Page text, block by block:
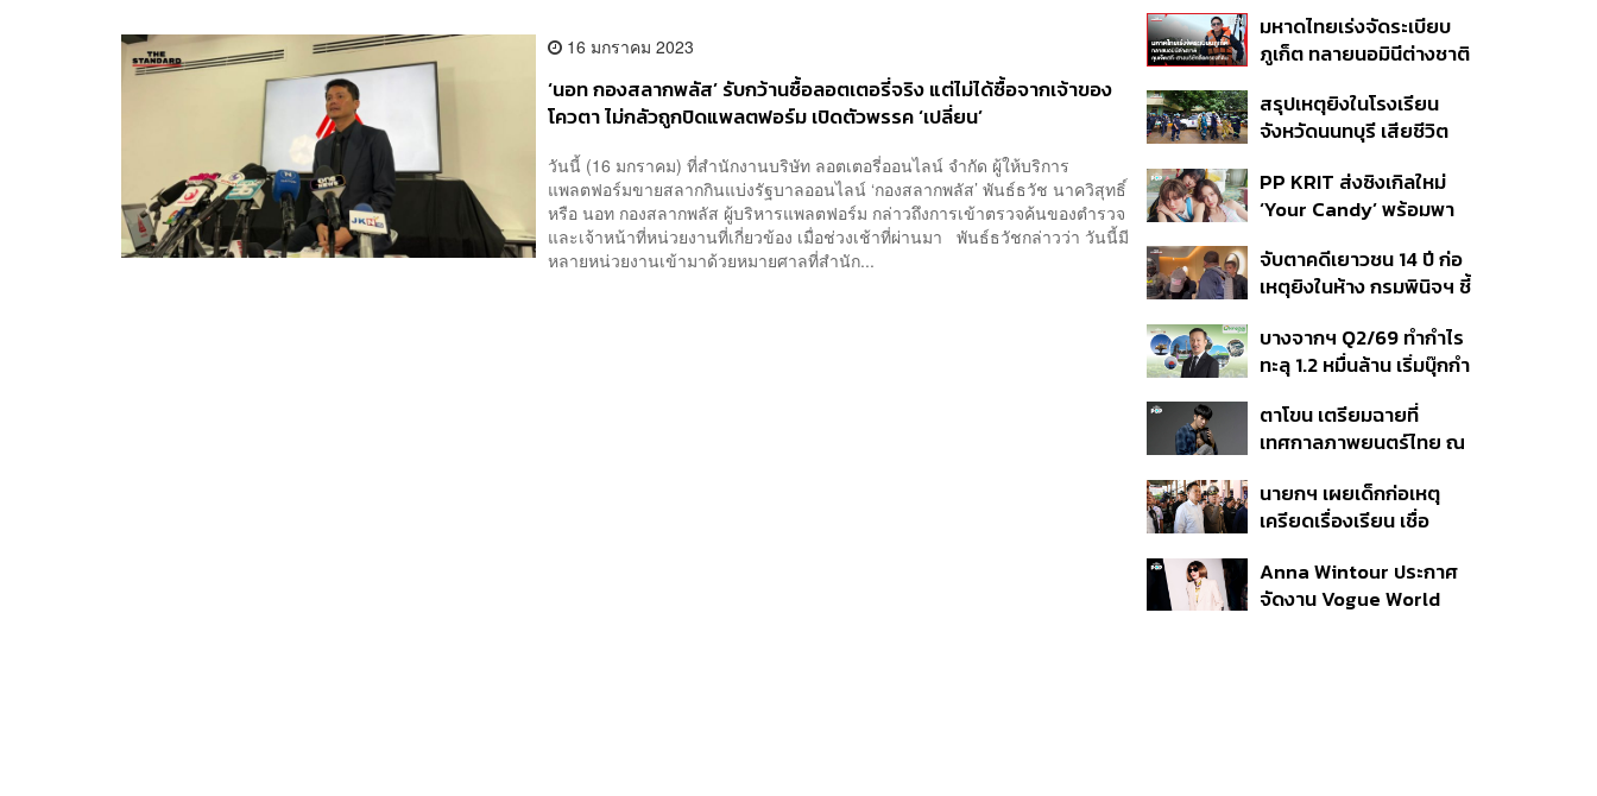
16 มกราคม 2023
‘นอท กองสลากพลัส’ รับกว้านซื้อลอตเตอรี่จริง แต่ไม่ได้ซื้อจากเจ้าของ
โควตา ไม่กลัวถูกปิดแพลตฟอร์ม เปิดตัวพรรค ‘เปลี่ยน’
วันนี้ (16 มกราคม) ที่สำนักงานบริษัท ลอตเตอรี่ออนไลน์ จำกัด ผู้ให้บริการ
แพลตฟอร์มขายสลากกินแบ่งรัฐบาลออนไลน์ ‘กองสลากพลัส’ พันธ์ธวัช นาควิสุทธิ์
หรือ นอท กองสลากพลัส ผู้บริหารแพลตฟอร์ม กล่าวถึงการเข้าตรวจค้นของตำรวจ
และเจ้าหน้าที่หน่วยงานที่เกี่ยวข้อง เมื่อช่วงเช้าที่ผ่านมา พันธ์ธวัชกล่าวว่า วันนี้มี
หลายหน่วยงานเข้ามาด้วยหมายศาลที่สำนัก...
นักเรียน
มหาดไทยเร่งจัดระเบียบ
ภูเก็ต ทลายนอมินีต่างชาติ
ที่ดิน เคลียร์ใบอนุญาต
โรงแรมค้าง 7 ปี
สรุปเหตุยิงในโรงเรียน
จังหวัดนนทบุรี เสียชีวิต
ปมค้นประวัติคดีกราดยิงที่
สหรัฐฯ
PP KRIT ส่งซิงเกิลใหม่
‘Your Candy’ พร้อมพา
สิกวิดีโอ
จับตาคดีเยาวชน 14 ปี ก่อ
เหตุยิงในห้าง กรมพินิจฯ ชี้
เนื่อง ประเมินปล่อยตัว
บางจากฯ Q2/69 ทำกำไร
ทะลุ 1.2 หมื่นล้าน เริ่มบุ๊กกำ
แรก หนุนรายได้ครึ่งปีทะลุ
3.2 แสนล้าน
ตาโขน เตรียมฉายที่
เทศกาลภาพยนตร์ไทย ณ
นายกฯ เผยเด็กก่อเหตุ
เครียดเรื่องเรียน เชื่อ
กระสุนอีกกว่า 30 นัด หาก
ไม่จบชีวิตตัวเองอาจสูญ
Anna Wintour ประกาศ
จัดงาน Vogue World